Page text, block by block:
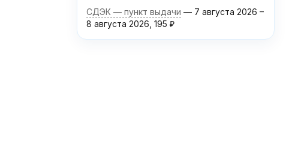
СДЭК — пункт выдачи 7 августа 2026 –
8 августа 2026 195 ₽